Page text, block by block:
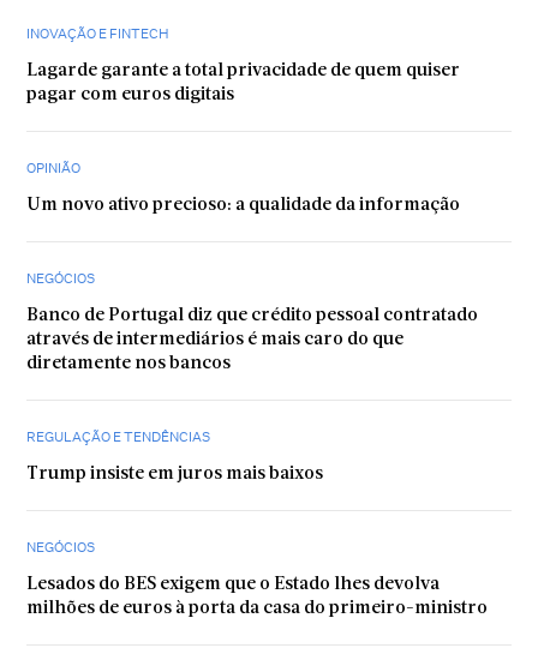
INOVAÇÃO E FINTECH
Lagarde garante a total privacidade de quem quiser
pagar com euros digitais
OPINIÃO
Um novo ativo precioso: a qualidade da informação
NEGÓCIOS
Banco de Portugal diz que crédito pessoal contratado
através de intermediários é mais caro do que
diretamente nos bancos
REGULAÇÃO E TENDÊNCIAS
Trump insiste em juros mais baixos
NEGÓCIOS
Lesados do BES exigem que o Estado lhes devolva
milhões de euros à porta da casa do primeiro-ministro